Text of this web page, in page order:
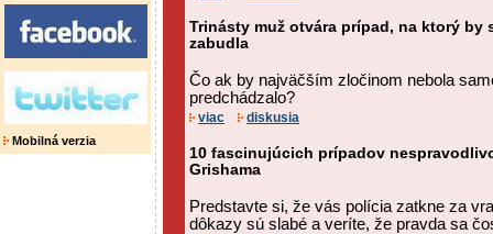
Mobilná verzia
Trinásty muž otvára prípad, na ktorý
zabudla
Čo ak by najväčším zločinom nebola
predchádzalo?
viac diskusia
10 fascinujúcich prípadov
Grishama
Predstavte si, že vás polícia zatkne za
dôkazy sú slabé a veríte, že pravda sa